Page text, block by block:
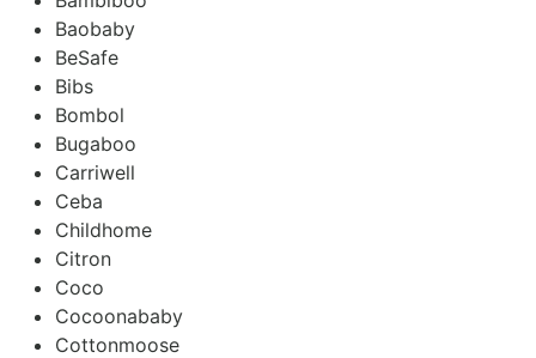
Baobaby
BeSafe
Bibs
Bombol
Bugaboo
Carriwell
Ceba
Childhome
Citron
Coco
Cocoonababy
Cottonmoose